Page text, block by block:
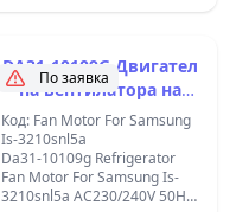
По заявка
DA31-10109G Двигател
на вентилатора на
хладилник Samsung
IS-3210SNL5A (1 бр.)
Код: Fan Motor For Samsung
Is-3210snl5a
Da31-10109g Refrigerator
Fan Motor For Samsung Is-
3210snl5a AC230/240V 50Hz